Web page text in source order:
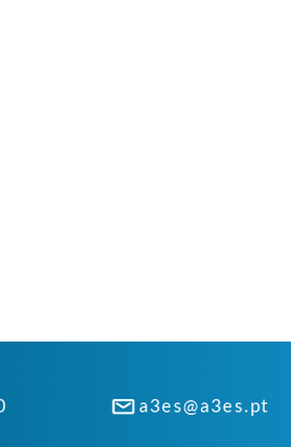
a3es@a3es.pt